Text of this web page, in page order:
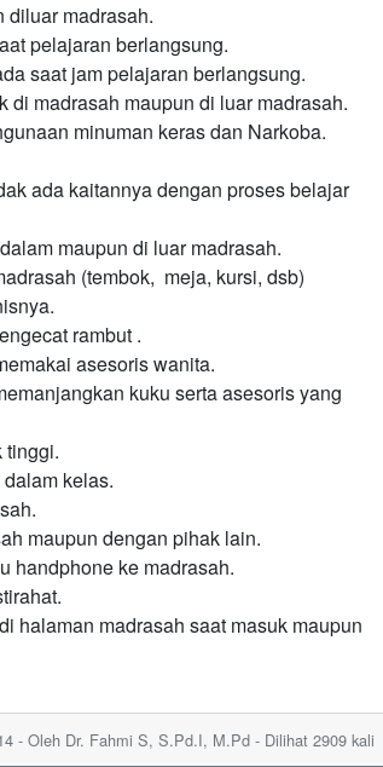
diluar madrasah.
pelajaran berlangsung.
saat jam pelajaran berlangsung.
madrasah maupun di luar madrasah.
minuman keras dan Narkoba.
ada kaitannya dengan proses belajar
maupun di luar madrasah.
(tembok, meja, kursi, dsb)
rambut .
asesoris wanita.
kuku serta asesoris yang
tinggi.
kelas.
maupun dengan pihak lain.
handphone ke madrasah.
halaman madrasah saat masuk maupun
- Oleh Dr. Fahmi S, S.Pd.I, M.Pd - Dilihat 2909 kali